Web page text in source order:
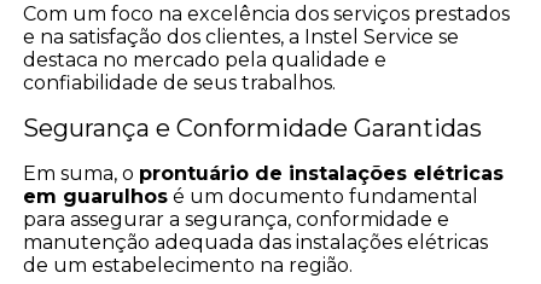
Com um foco na excelência dos serviços prestados
e na satisfação dos clientes, a Instel Service se
destaca no mercado pela qualidade e
confiabilidade de seus trabalhos.
Segurança e Conformidade Garantidas
Em suma, o prontuário de instalações elétricas
em guarulhos é um documento fundamental
para assegurar a segurança, conformidade e
manutenção adequada das instalações elétricas
de um estabelecimento na região.